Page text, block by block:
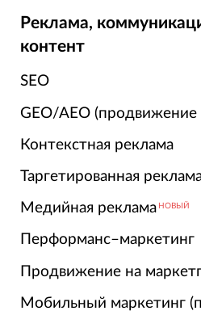
Реклама,
контент
SEO
GEO/AEO (продвижение
Контекстная реклама
Таргетированная
Медийная реклама НОВЫЙ
Перформанс–маркетинг
Продвижение на
Мобильный маркетинг